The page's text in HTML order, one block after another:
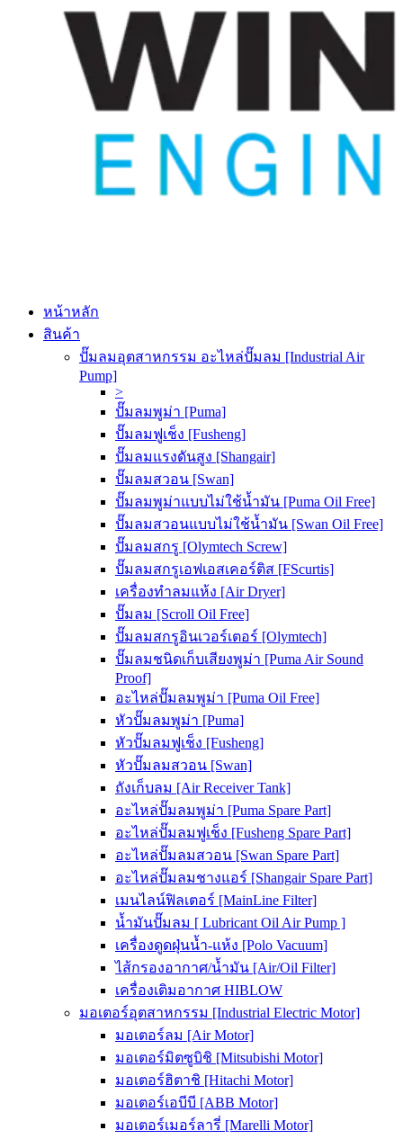
หน้าหลัก
สินค้า
ปั๊มลมอุตสาหกรรม อะไหล่ปั๊มลม [Industrial Air
Pump]
>
ปั๊มลมพูม่า [Puma]
ปั๊มลมฟูเช็ง [Fusheng]
ปั๊มลมแรงดันสูง [Shangair]
ปั๊มลมสวอน [Swan]
ปั๊มลมพูม่าแบบไม่ใช้น้ำมัน [Puma Oil Free]
ปั๊มลมสวอนแบบไม่ใช้น้ำมัน [Swan Oil Free]
ปั๊มลมสกรู [Olymtech Screw]
ปั๊มลมสกรูเอฟเอสเคอร์ติส [FScurtis]
เครื่องทำลมแห้ง [Air Dryer]
ปั๊มลม [Scroll Oil Free]
ปั๊มลมสกรูอินเวอร์เตอร์ [Olymtech]
ปั๊มลมชนิดเก็บเสียงพูม่า [Puma Air Sound
Proof]
อะไหล่ปั๊มลมพูม่า [Puma Oil Free]
หัวปั๊มลมพูม่า [Puma]
หัวปั๊มลมฟูเช็ง [Fusheng]
หัวปั๊มลมสวอน [Swan]
ถังเก็บลม [Air Receiver Tank]
อะไหล่ปั๊มลมพูม่า [Puma Spare Part]
อะไหล่ปั๊มลมฟูเช็ง [Fusheng Spare Part]
อะไหล่ปั๊มลมสวอน [Swan Spare Part]
อะไหล่ปั๊มลมชางแอร์ [Shangair Spare Part]
เมนไลน์ฟิลเตอร์ [MainLine Filter]
น้ำมันปั๊มลม [ Lubricant Oil Air Pump ]
เครื่องดูดฝุ่นน้ำ-แห้ง [Polo Vacuum]
ไส้กรองอากาศ/น้ำมัน [Air/Oil Filter]
เครื่องเติมอากาศ HIBLOW
มอเตอร์อุตสาหกรรม [Industrial Electric Motor]
มอเตอร์ลม [Air Motor]
มอเตอร์มิตซูบิชิ [Mitsubishi Motor]
มอเตอร์ฮิตาชิ [Hitachi Motor]
มอเตอร์เอบีบี [ABB Motor]
มอเตอร์เมอร์ลารี่ [Marelli Motor]